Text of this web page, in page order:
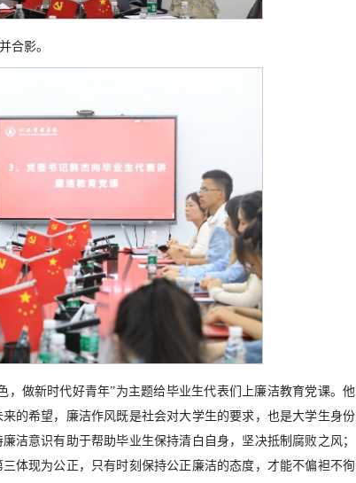
合影。
，做新时代好青年”为主题给毕业生代表们上廉洁教育党课。他
的希望，廉洁作风既是社会对大学生的要求，也是大学生身份
洁意识有助于帮助毕业生保持清白自身，坚决抵制腐败之风；
体现为公正，只有时刻保持公正廉洁的态度，才能不偏袒不徇